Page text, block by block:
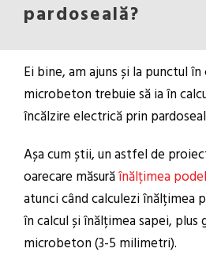
pardoseală?
Ei bine, am ajuns și la punctul
microbeton trebuie să ia în
încălzire electrică prin
Așa cum știi, un astfel de
oarecare măsurăînălțimea
atunci când calculezi înălțimea
în calcul și înălțimea sapei, plus
microbeton (3-5 milimetri).